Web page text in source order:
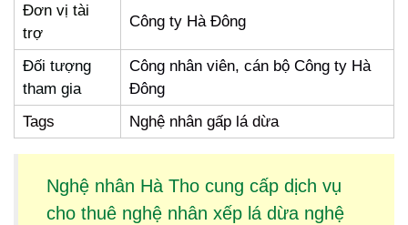
Đơn vị tài
trợ
Công ty Hà Đông
Đối tượng
tham gia
Công nhân viên, cán bộ Công ty Hà
Đông
Tags
Nghệ nhân gấp lá dừa
Nghệ nhân Hà Tho cung cấp dịch vụ
cho thuê nghệ nhân xếp lá dừanghệ